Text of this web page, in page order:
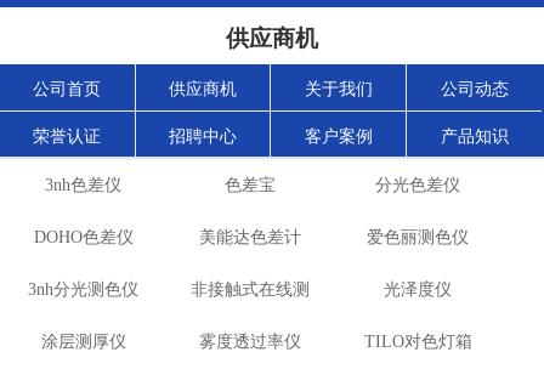
供应商机
公司首页 供应商机 关于我们 公司动态
荣誉认证 招聘中心 客户案例 产品知识
3nh色差仪 色差宝 分光色差仪
DOHO色差仪 美能达色差计 爱色丽测色仪
3nh分光测色仪 非接触式在线测
色仪
光泽度仪
涂层测厚仪 雾度透过率仪 TILO对色灯箱